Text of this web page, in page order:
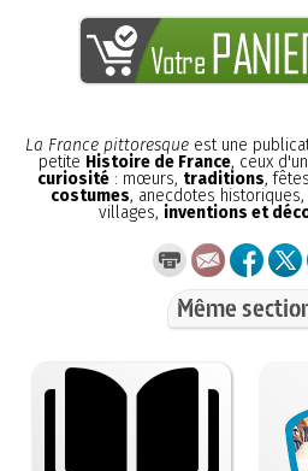
La France pittoresque est une
petite Histoire de France, ceux
curiosité : mœurs, traditions,
costumes, anecdotes historiques,
villages, inventions et
Même